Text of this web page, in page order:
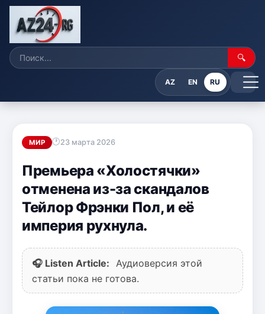
🔍
AZ EN RU
МИР 23 марта 2026
Премьера «Холостячки»
отменена из-за скандалов
Тейлор Фрэнки Пол, и её
империя рухнула.
🎧 Listen Article:
Аудиоверсия этой
статьи пока не готова.